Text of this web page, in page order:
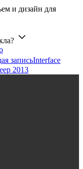
и дизайн для
записьInterface
2013